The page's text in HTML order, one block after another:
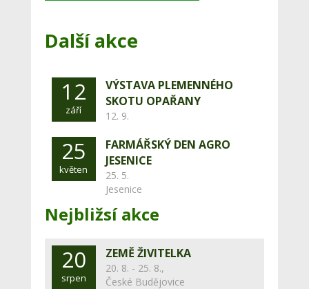
Další akce
12
září
VÝSTAVA PLEMENNÉHO
SKOTU OPAŘANY
12. 9.
25
květen
FARMÁŘSKÝ DEN AGRO
JESENICE
25. 5.
Jesenice
Nejbližsí akce
20
srpen
ZEMĚ ŽIVITELKA
20. 8. - 25. 8.,
České Budějovice